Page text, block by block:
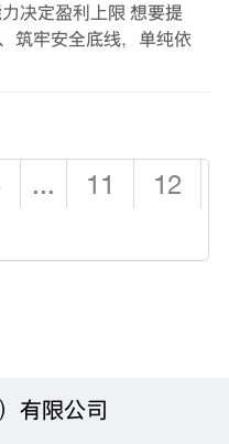
决定盈利上限 想要提
筑牢安全底线，单纯依
... 11 12
有限公司